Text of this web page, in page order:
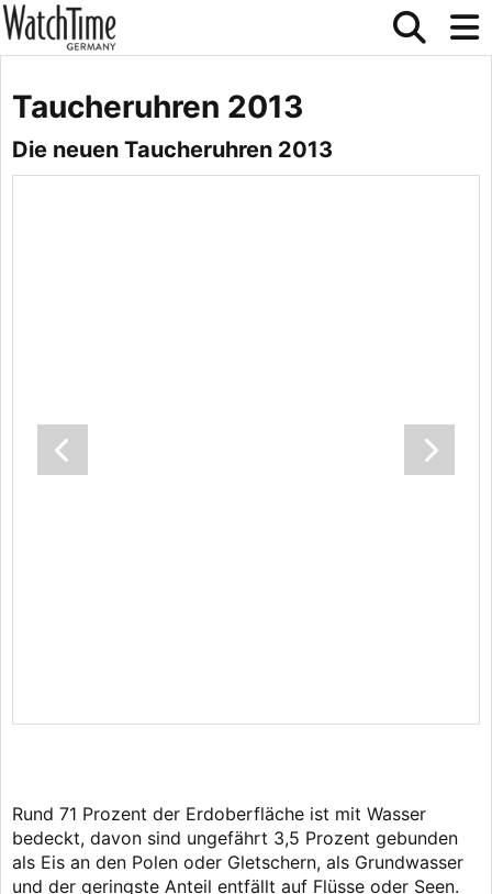
Taucheruhren 2013
Die neuen Taucheruhren 2013
Rund 71 Prozent der Erdoberfläche ist mit Wasser
bedeckt, davon sind ungefährt 3,5 Prozent gebunden
als Eis an den Polen oder Gletschern, als Grundwasser
und der geringste Anteil entfällt auf Flüsse oder Seen.